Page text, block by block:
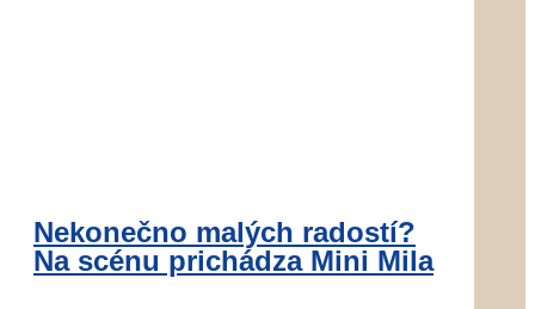
Nekonečno malých radostí?
Na scénu prichádza Mini Mila